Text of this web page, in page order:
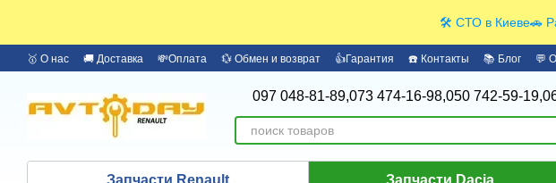
🛠️ СТО в Киеве🚗
🥇 О нас 🚚 Доставка 💸Оплата 💱 Обмен и возврат 👍Гарантия ☎️ Контакты 📚 Блог 💬
097 048-81-89,073 474-16-98,050 742-59-19,
Запчасти Renault Запчасти Dacia